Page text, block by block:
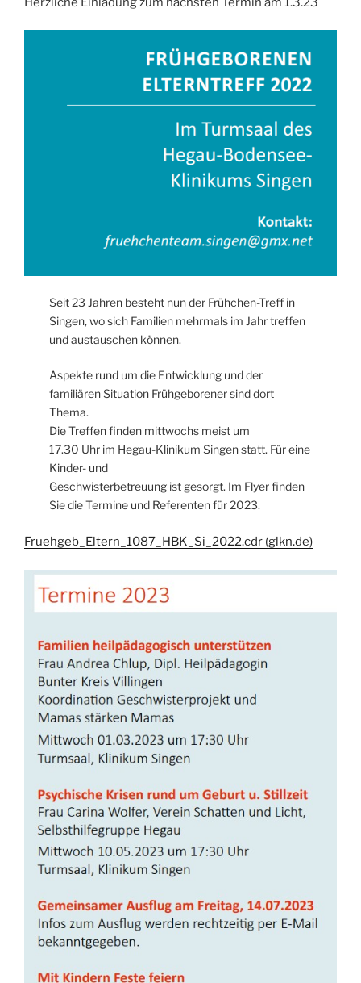
Seit 23 Jahren besteht nun der Frühchen-Treff in
Singen, wo sich Familien mehrmals im Jahr treffen
und austauschen können.
Aspekte rund um die Entwicklung und der
familiären Situation Frühgeborener sind dort
Thema.
Die Treffen finden mittwochs meist um
17.30 Uhr im Hegau-Klinikum Singen statt. Für eine
Kinder- und
Geschwisterbetreuung ist gesorgt. Im Flyer finden
Sie die Termine und Referenten für 2023.
Fruehgeb_Eltern_1087_HBK_Si_2022.cdr (glkn.de)